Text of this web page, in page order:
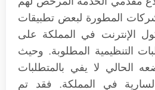
المطورة لبعض تطبيقات
الإنترنت في المملكة على
التنظيمية المطلوبة. وحيث
الحالي لا يفي بالمتطلبات
السارية في المملكة. فقد تم